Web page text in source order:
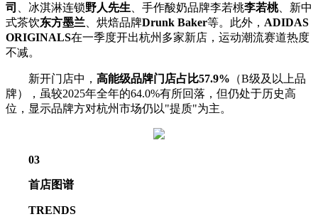
司
、冰淇淋连锁野人先生 、手作酸奶品牌李若桃李若桃、新中
式茶饮东方墨兰 、烘焙品牌Drunk Baker等。此外， ADIDAS
ORIGINALS在一季度开出杭州多家新店，运动潮流赛道热度
不减。
新开门店中， 高能级品牌门店占比57.9% （B级及以上品
牌），虽较2025年全年的64.0%有所回落，但仍处于历史高
位，显示品牌方对杭州市场仍以"提质"为主。
03
首店图谱
TRENDS